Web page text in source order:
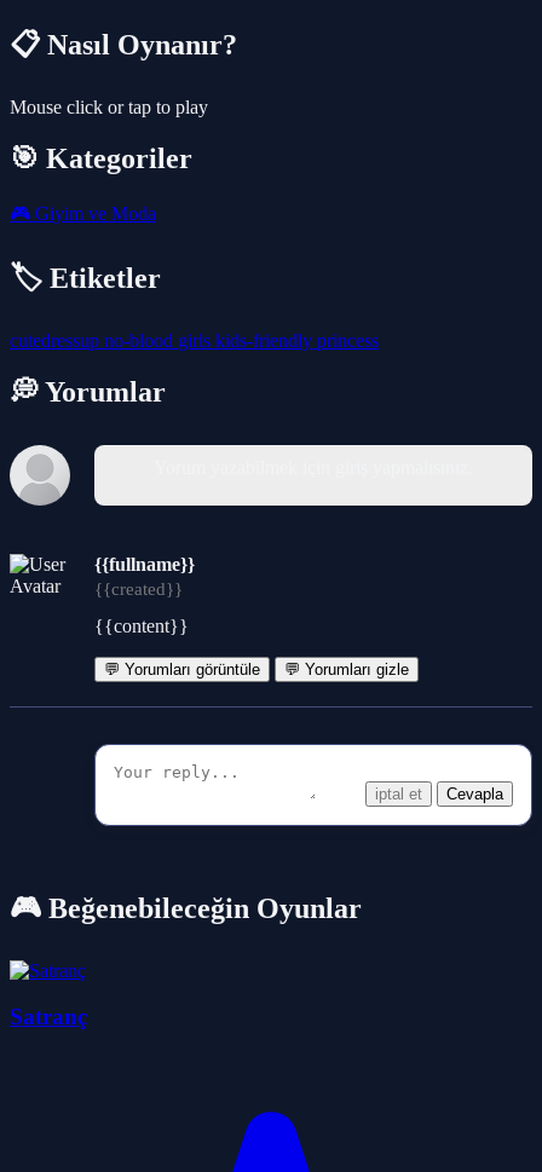
📋 Nasıl Oynanır?
Mouse click or tap to play
🎯 Kategoriler
🎮 Giyim ve Moda
🏷️ Etiketler
cutedressup no-blood girls kids-friendly princess
💭 Yorumlar
{{fullname}}
{{created}}
{{content}}
💬 Yorumları görüntüle 💬 Yorumları gizle
iptal et Cevapla
🎮 Beğenebileceğin Oyunlar
Satranç